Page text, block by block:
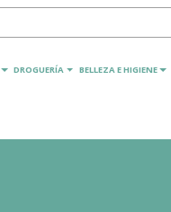
DROGUERÍA BELLEZA E HIGIENE